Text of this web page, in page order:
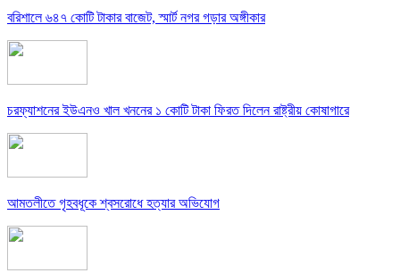
বরিশালে ৬৪৭ কোটি টাকার বাজেট, স্মার্ট নগর গড়ার অঙ্গীকার
চরফ্যাশনের ইউএনও খাল খননের ১ কোটি টাকা ফিরত দিলেন রাষ্ট্রীয় কোষাগারে
আমতলীতে গৃহবধূকে শ্বসরোধে হত্যার অভিযোগ